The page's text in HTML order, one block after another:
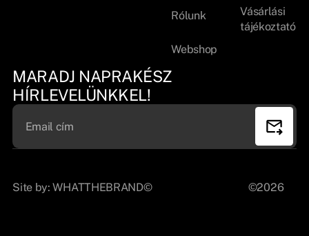
Rólunk
Webshop
Vásárlási
tájékoztató
MARADJ NAPRAKÉSZ
HÍRLEVELÜNKKEL!
Site by:WHATTHEBRAND© ©2026